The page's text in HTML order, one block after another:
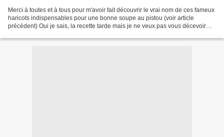
Merci à toutes et à tous pour m'avoir fait découvrir le vrai nom de ces fameux
haricots indispensables pour une bonne soupe au pistou (voir article
précédent) Oui je sais, la recette tarde mais je ne veux pas vous décevoir